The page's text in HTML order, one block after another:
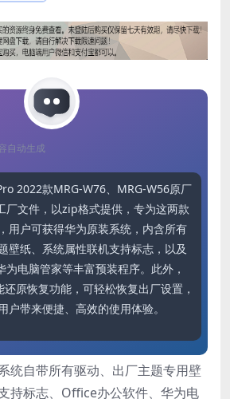
自动生成
2022款MRG-W76、MRG-W56原厂
厂文件，以zip格式提供，专为这两款
用户可获得华为原装系统，内含所有
壁纸、系统属性联机支持标志，以及
电脑管家等丰富预装程序。此外，
原恢复功能，可轻松恢复出厂设置，
户带来便捷、高效的使用体验。
统自带所有驱动、出厂主题专用壁
持标志、Office办公软件、华为电